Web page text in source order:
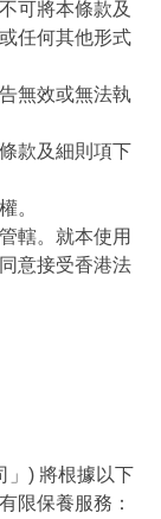
可將本條款及
任何其他形式
無效或無法執
款及細則項下
。
轄。就本使用
意接受香港法
」) 將根據以下
限保養服務：